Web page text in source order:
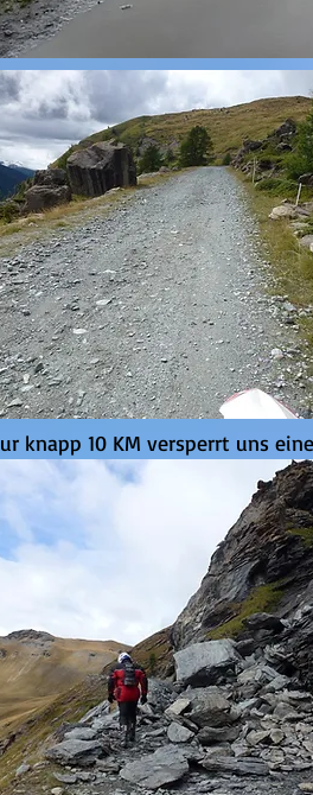
knapp 10 KM versperrt uns